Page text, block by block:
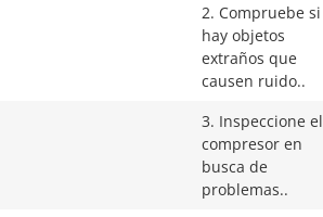
2. Compruebe si
hay objetos
extraños que
causen ruido..
3. Inspeccione el
compresor en
busca de
problemas..